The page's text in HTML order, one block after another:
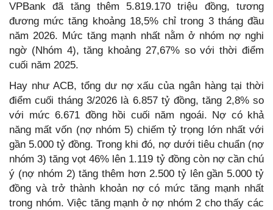
VPBank đã tăng thêm 5.819.170 triệu đồng, tương
đương mức tăng khoảng 18,5% chỉ trong 3 tháng đầu
năm 2026. Mức tăng mạnh nhất nằm ở nhóm nợ nghi
ngờ (Nhóm 4), tăng khoảng 27,67% so với thời điểm
cuối năm 2025.
Hay như ACB, tổng dư nợ xấu của ngân hàng tại thời
điểm cuối tháng 3/2026 là 6.857 tỷ đồng, tăng 2,8% so
với mức 6.671 đồng hồi cuối năm ngoái. Nợ có khả
năng mất vốn (nợ nhóm 5) chiếm tỷ trọng lớn nhất với
gần 5.000 tỷ đồng. Trong khi đó, nợ dưới tiêu chuẩn (nợ
nhóm 3) tăng vọt 46% lên 1.119 tỷ đồng còn nợ cần chú
ý (nợ nhóm 2) tăng thêm hơn 2.500 tỷ lên gần 5.000 tỷ
đồng và trở thành khoản nợ có mức tăng mạnh nhất
trong nhóm. Việc tăng mạnh ở nợ nhóm 2 cho thấy các